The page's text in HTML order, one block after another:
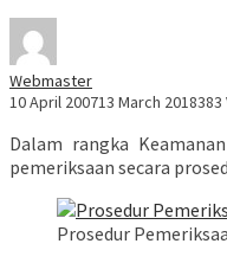
Webmaster
10 April 200713 March 2018383
Dalam rangka
pemeriksaan secara
Prosedur